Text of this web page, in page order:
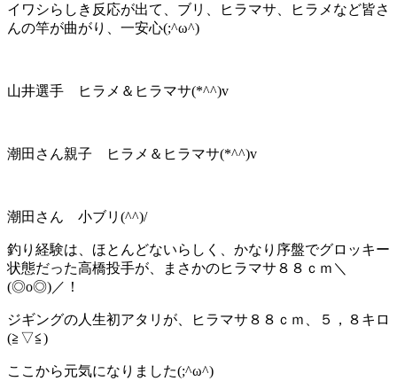
イワシらしき反応が出て、ブリ、ヒラマサ、ヒラメなど皆さ
んの竿が曲がり、一安心(;^ω^)
山井選手 ヒラメ＆ヒラマサ(*^^)v
潮田さん親子 ヒラメ＆ヒラマサ(*^^)v
潮田さん 小ブリ(^^)/
釣り経験は、ほとんどないらしく、かなり序盤でグロッキー
状態だった高橋投手が、まさかのヒラマサ８８ｃｍ＼
(◎o◎)／！
ジギングの人生初アタリが、ヒラマサ８８ｃｍ、５，８キロ
(≧▽≦)
ここから元気になりました(;^ω^)